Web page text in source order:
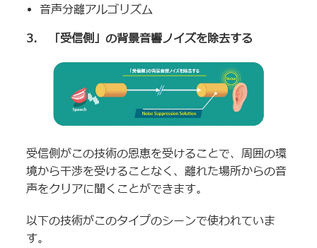
音声分離アルゴリズム
3. 「受信側」の背景音響ノイズを除去する
受信側がこの技術の恩恵を受けることで、周囲の環
境から干渉を受けることなく、離れた場所からの音
声をクリアに聞くことができます。
以下の技術がこのタイプのシーンで使われていま
す。